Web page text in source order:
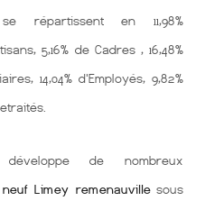
répartissent en 11,98%
5,16% de Cadres , 16,48%
14,04% d'Employés, 9,82%
développe de nombreux
Limey remenauvillesous